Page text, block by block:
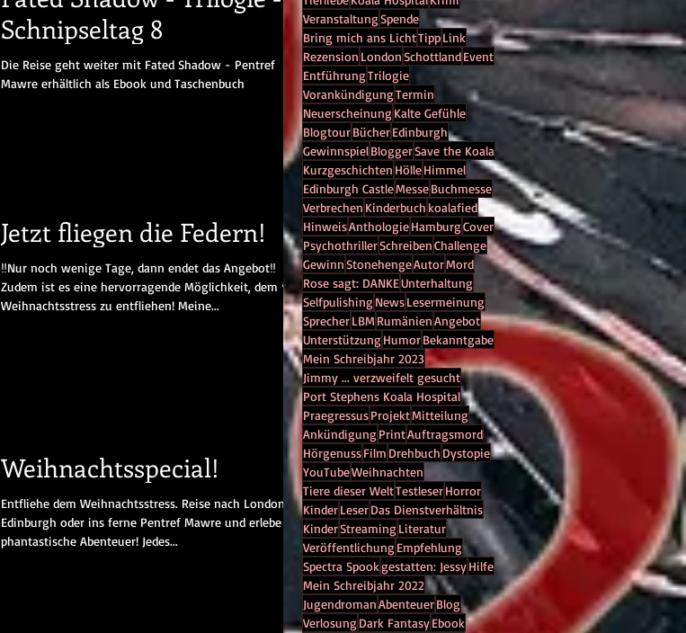
Schnipseltag 8
Die Reise geht weiter mit Fated Shadow - Pentref
Mawre erhältlich als Ebook und Taschenbuch
Jetzt fliegen die Federn!
‼️Nur noch wenige Tage, dann endet das Angebot‼️
Zudem ist es eine hervorragende Möglichkeit, dem 🎅
Weihnachtsstress zu entfliehen! Meine...
Weihnachtsspecial!
Entfliehe dem Weihnachtsstress. Reise nach London,
Edinburgh oder ins ferne Pentref Mawre und erlebe
phantastische Abenteuer! Jedes...
VeranstaltungSpende
Bring mich ans LichtTippLink
Rezension LondonSchottlandEvent
EntführungTrilogie
VorankündigungTermin
Neuerscheinung Kalte Gefühle
BlogtourBücherEdinburgh
GewinnspielBloggerSave the Koala
Kurzgeschichten HölleHimmel
Edinburgh CastleMesseBuchmesse
Verbrechen Kinderbuch koalafied
HinweisAnthologieHamburgCover
PsychothrillerSchreibenChallenge
GewinnStonehengeAutorMord
Rose sagt: DANKEUnterhaltung
Selfpulishing NewsLesermeinung
SprecherLBM RumänienAngebot
Unterstützung HumorBekanntgabe
Mein Schreibjahr 2023
Jimmy ... verzweifelt gesucht
Port Stephens Koala Hospital
PraegressusProjektMitteilung
Ankündigung PrintAuftragsmord
HörgenussFilm Drehbuch Dystopie
YouTubeWeihnachten
Tiere dieser WeltTestleserHorror
KinderLeserDas Dienstverhältnis
KinderStreaming Literatur
Veröffentlichung Empfehlung
Spectra Spookgestatten: JessyHilfe
Mein Schreibjahr 2022
JugendromanAbenteuerBlog
Verlosung Dark FantasyEbook